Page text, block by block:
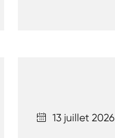
 13 juillet 2026